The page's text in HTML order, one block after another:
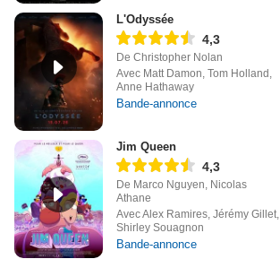
L'Odyssée
4,3
De Christopher Nolan
Avec Matt Damon, Tom Holland,
Anne Hathaway
Bande-annonce
Jim Queen
4,3
De Marco Nguyen, Nicolas
Athane
Avec Alex Ramires, Jérémy Gillet,
Shirley Souagnon
Bande-annonce